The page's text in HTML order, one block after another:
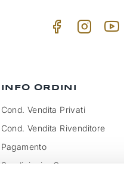
INFO ORDINI
Cond. Vendita Privati
Cond. Vendita Rivenditore
Pagamento
Spedizioni e Consegna